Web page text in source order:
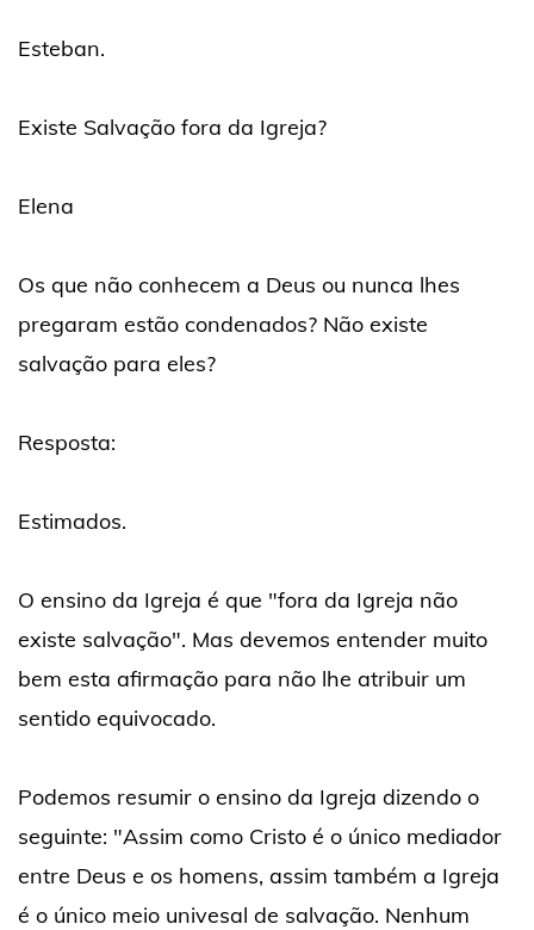
Esteban.
Existe Salvação fora da Igreja?
Elena
Os que não conhecem a Deus ou nunca lhes
pregaram estão condenados? Não existe
salvação para eles?
Resposta:
Estimados.
O ensino da Igreja é que "fora da Igreja não
existe salvação". Mas devemos entender muito
bem esta afirmação para não lhe atribuir um
sentido equivocado.
Podemos resumir o ensino da Igreja dizendo o
seguinte: "Assim como Cristo é o único mediador
entre Deus e os homens, assim também a Igreja
é o único meio univesal de salvação. Nenhum